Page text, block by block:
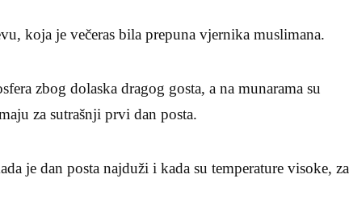
koja je večeras bila prepuna vjernika muslimana.
zbog dolaska dragog gosta, a na munarama su
za sutrašnji prvi dan posta.
je dan posta najduži i kada su temperature visoke, za